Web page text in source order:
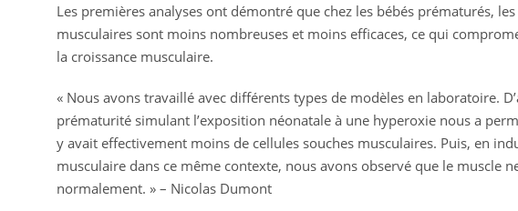
Les premières analyses ont démontré que chez les bébés prématurés,
musculaires sont moins nombreuses et moins efficaces, ce qui
la croissance musculaire.
« Nous avons travaillé avec différents types de modèles en laboratoire.
prématurité simulant l’exposition néonatale à une hyperoxie nous a
y avait effectivement moins de cellules souches musculaires. Puis, en
musculaire dans ce même contexte, nous avons observé que le muscle
normalement. » – Nicolas Dumont